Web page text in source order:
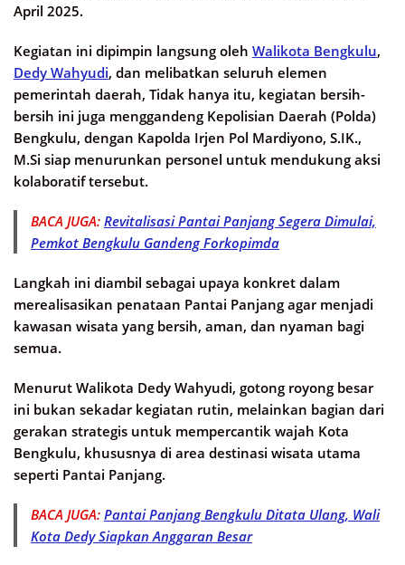
April 2025.
Kegiatan ini dipimpin langsung oleh Walikota Bengkulu,
Dedy Wahyudi, dan melibatkan seluruh elemen
pemerintah daerah, Tidak hanya itu, kegiatan bersih-
bersih ini juga menggandeng Kepolisian Daerah (Polda)
Bengkulu, dengan Kapolda Irjen Pol Mardiyono, S.IK.,
M.Si siap menurunkan personel untuk mendukung aksi
kolaboratif tersebut.
BACA JUGA: Revitalisasi Pantai Panjang Segera Dimulai,
Pemkot Bengkulu Gandeng Forkopimda
Langkah ini diambil sebagai upaya konkret dalam
merealisasikan penataan Pantai Panjang agar menjadi
kawasan wisata yang bersih, aman, dan nyaman bagi
semua.
Menurut Walikota Dedy Wahyudi, gotong royong besar
ini bukan sekadar kegiatan rutin, melainkan bagian dari
gerakan strategis untuk mempercantik wajah Kota
Bengkulu, khususnya di area destinasi wisata utama
seperti Pantai Panjang.
BACA JUGA: Pantai Panjang Bengkulu Ditata Ulang, Wali
Kota Dedy Siapkan Anggaran Besar